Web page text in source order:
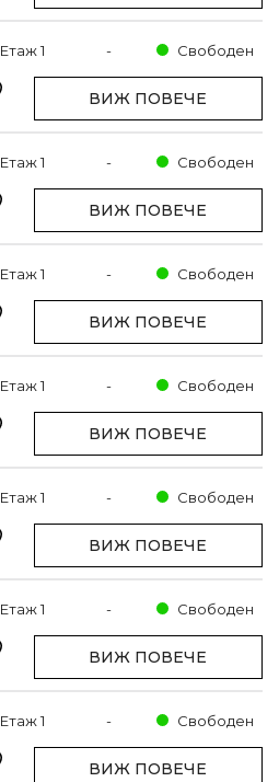
Етаж 1 - Свободен
ВИЖ ПОВЕЧЕ
Етаж 1 - Свободен
ВИЖ ПОВЕЧЕ
Етаж 1 - Свободен
ВИЖ ПОВЕЧЕ
Етаж 1 - Свободен
ВИЖ ПОВЕЧЕ
Етаж 1 - Свободен
ВИЖ ПОВЕЧЕ
Етаж 1 - Свободен
ВИЖ ПОВЕЧЕ
Етаж 1 - Свободен
ВИЖ ПОВЕЧЕ